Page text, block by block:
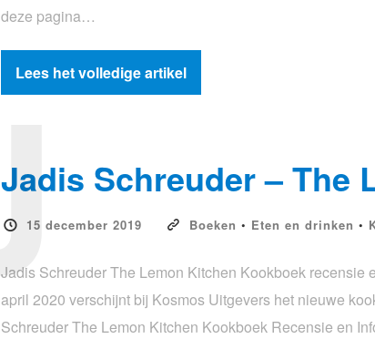
deze pagina…
Lees het volledige artikel
Jadis Schreuder – The
15 december 2019 Boeken • Eten en drinken •
J
Jadis Schreuder The Lemon Kitchen Kookboek recensie
april 2020 verschijnt bij Kosmos Uitgevers het nieuwe
Schreuder The Lemon Kitchen Kookboek Recensie en